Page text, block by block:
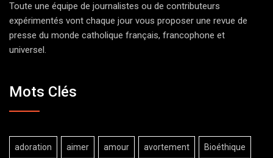
Toute une équipe de journalistes ou de contributeurs
expérimentés vont chaque jour vous proposer une revue de
presse du monde catholique français, francophone et
universel.
Mots Clés
adoration aimer amour avortement Bioéthique